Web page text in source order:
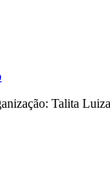
Talita